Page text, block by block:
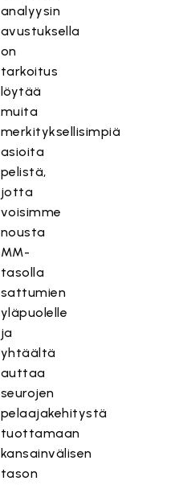
analyysin
avustuksella
on
tarkoitus
löytää
muita
merkityksellisimpiä
asioita
pelistä,
jotta
voisimme
nousta
MM-
tasolla
sattumien
yläpuolelle
ja
yhtäältä
auttaa
seurojen
pelaajakehitystä
tuottamaan
kansainvälisen
tason